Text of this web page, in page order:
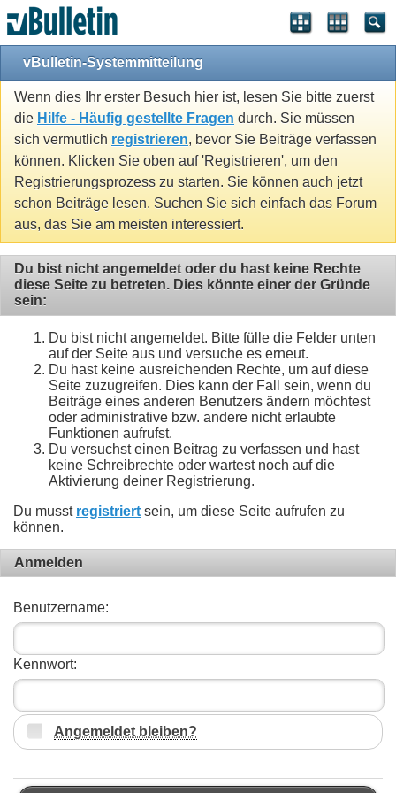
vBulletin-Systemmitteilung
Wenn dies Ihr erster Besuch hier ist, lesen Sie bitte zuerst
die Hilfe - Häufig gestellte Fragen durch. Sie müssen
sich vermutlich registrieren, bevor Sie Beiträge verfassen
können. Klicken Sie oben auf 'Registrieren', um den
Registrierungsprozess zu starten. Sie können auch jetzt
schon Beiträge lesen. Suchen Sie sich einfach das Forum
aus, das Sie am meisten interessiert.
Du bist nicht angemeldet oder du hast keine Rechte
diese Seite zu betreten. Dies könnte einer der Gründe
sein:
Du bist nicht angemeldet. Bitte fülle die Felder unten
auf der Seite aus und versuche es erneut.
Du hast keine ausreichenden Rechte, um auf diese
Seite zuzugreifen. Dies kann der Fall sein, wenn du
Beiträge eines anderen Benutzers ändern möchtest
oder administrative bzw. andere nicht erlaubte
Funktionen aufrufst.
Du versuchst einen Beitrag zu verfassen und hast
keine Schreibrechte oder wartest noch auf die
Aktivierung deiner Registrierung.
Du musst registriert sein, um diese Seite aufrufen zu
können.
Anmelden
Benutzername:
Kennwort:
Angemeldet bleiben?